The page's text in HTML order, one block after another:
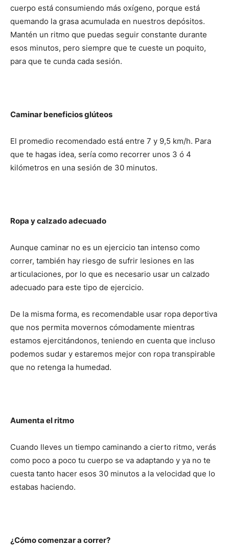
cuerpo está consumiendo más oxígeno, porque está
quemando la grasa acumulada en nuestros depósitos.
Mantén un ritmo que puedas seguir constante durante
esos minutos, pero siempre que te cueste un poquito,
para que te cunda cada sesión.
Caminar beneficios glúteos
El promedio recomendado está entre 7 y 9,5 km/h. Para
que te hagas idea, sería como recorrer unos 3 ó 4
kilómetros en una sesión de 30 minutos.
Ropa y calzado adecuado
Aunque caminar no es un ejercicio tan intenso como
correr, también hay riesgo de sufrir lesiones en las
articulaciones, por lo que es necesario usar un calzado
adecuado para este tipo de ejercicio.
De la misma forma, es recomendable usar ropa deportiva
que nos permita movernos cómodamente mientras
estamos ejercitándonos, teniendo en cuenta que incluso
podemos sudar y estaremos mejor con ropa transpirable
que no retenga la humedad.
Aumenta el ritmo
Cuando lleves un tiempo caminando a cierto ritmo, verás
como poco a poco tu cuerpo se va adaptando y ya no te
cuesta tanto hacer esos 30 minutos a la velocidad que lo
estabas haciendo.
¿Cómo comenzar a correr?